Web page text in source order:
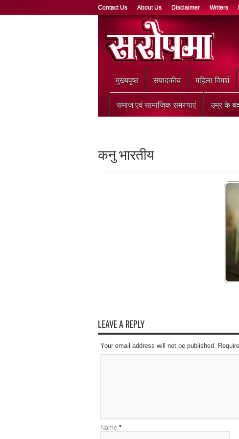
Contact Us About Us Disclaimer Writers
मुख्‍यपृष्ठ संपादकीय महिला विमर्श
समाज एवं सामाजिक समस्याएं उम्र के
कनु भारतीय
LEAVE A REPLY
Your email address will not be published.
Name *